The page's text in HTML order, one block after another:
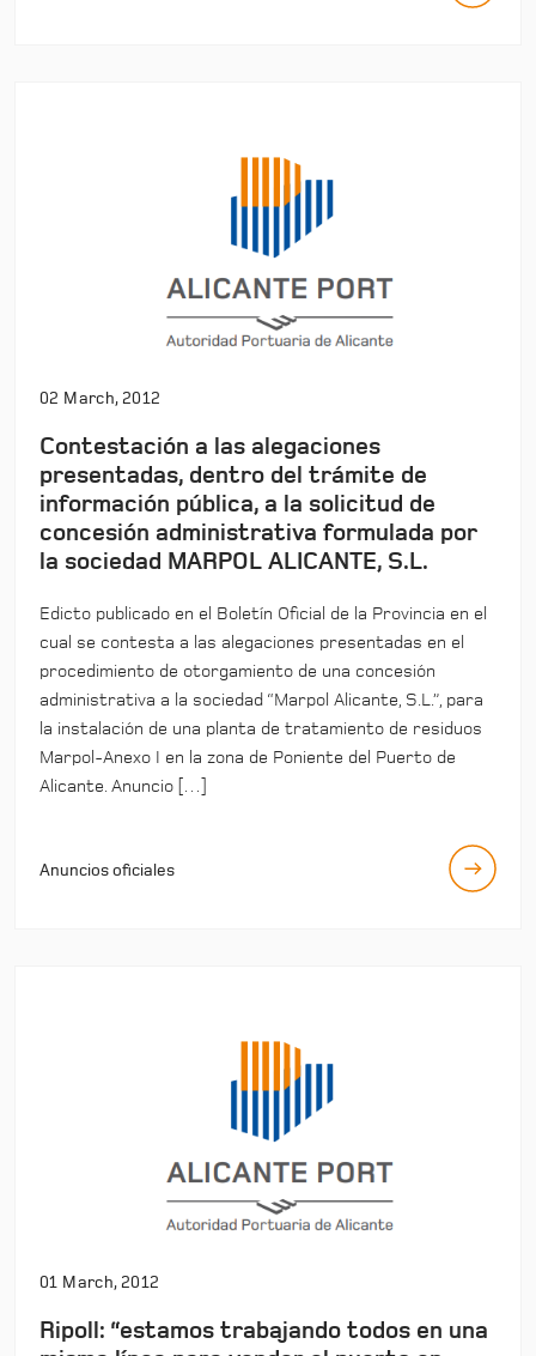
02 March, 2012
Contestación a las alegaciones
presentadas, dentro del trámite de
información pública, a la solicitud de
concesión administrativa formulada por
la sociedad MARPOL ALICANTE, S.L.
Edicto publicado en el Boletín Oficial de la Provincia en el
cual se contesta a las alegaciones presentadas en el
procedimiento de otorgamiento de una concesión
administrativa a la sociedad “Marpol Alicante, S.L.”, para
la instalación de una planta de tratamiento de residuos
Marpol-Anexo I en la zona de Poniente del Puerto de
Alicante. Anuncio […]
Anuncios oficiales
01 March, 2012
Ripoll: “estamos trabajando todos en una